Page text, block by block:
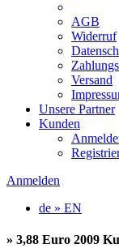
AGB
Widerruf
Versand
Unsere Partner
Kunden
Anmelden
de » EN
» 3,88 Euro 2009